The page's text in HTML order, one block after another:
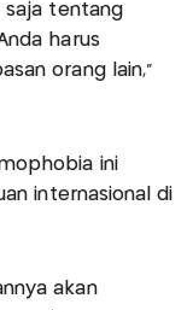
saja tentang
harus
orang lain,"
ini
internasional di
akan